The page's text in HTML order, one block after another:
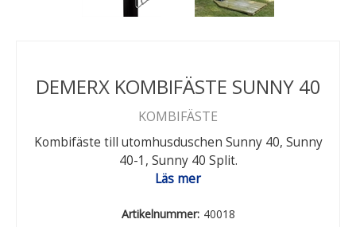
DEMERX KOMBIFÄSTE SUNNY 40
KOMBIFÄSTE
Kombifäste till utomhusduschen Sunny 40, Sunny
40-1, Sunny 40 Split.
Läs mer
Artikelnummer: 40018